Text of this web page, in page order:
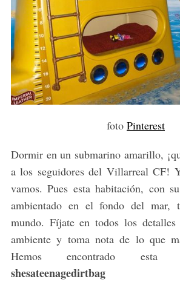
foto Pinterest
Dormir en un submarino amarillo,
a los seguidores del Villarreal CF!
vamos. Pues esta habitación, con
ambientado en el fondo del mar,
mundo. Fíjate en todos los
ambiente y toma nota de lo que
Hemos encontrado esta
shesateenagedirtbag